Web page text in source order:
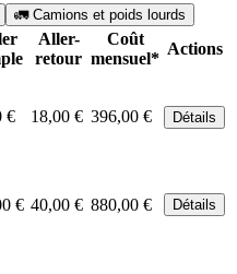
🚛 Camions et poids lourds
Aller-
retour
Coût
mensuel*
Actions
€ 18,00 € 396,00 € Détails
€ 40,00 € 880,00 € Détails